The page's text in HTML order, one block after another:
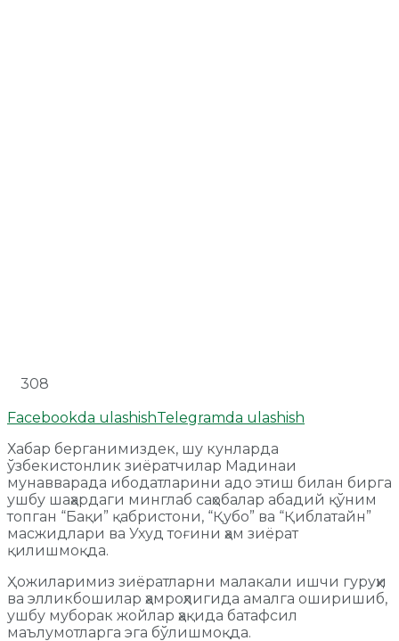
308
Facebookda ulashishTelegramda ulashish
Хабар берганимиздек, шу кунларда
ўзбекистонлик зиёратчилар Мадинаи
мунавварада ибодатларини адо этиш билан бирга
ушбу шаҳардаги минглаб саҳобалар абадий қўним
топган “Бақи” қабристони, “Қубо” ва “Қиблатайн”
масжидлари ва Ухуд тоғини ҳам зиёрат
қилишмоқда.
Ҳожиларимиз зиёратларни малакали ишчи гуруҳи
ва элликбошилар ҳамроҳлигида амалга оширишиб,
ушбу муборак жойлар ҳақида батафсил
маълумотларга эга бўлишмоқда.